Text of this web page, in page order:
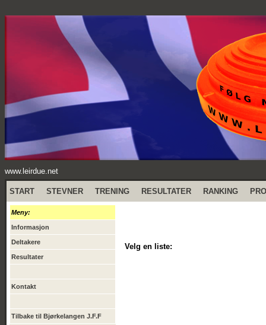
www.leirdue.net
START STEVNER TRENING RESULTATER RANKING
Meny:
Informasjon
Deltakere
Resultater
Kontakt
Tilbake til Bjørkelangen J.F.F
Velg en liste: